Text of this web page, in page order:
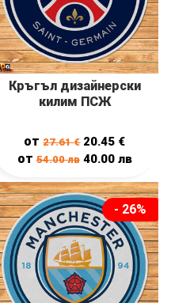
Кръгъл дизайнерски
килим ПСЖ
от27.61€ 20.45 €
от 54.00лв 40.00 лв
- 26%